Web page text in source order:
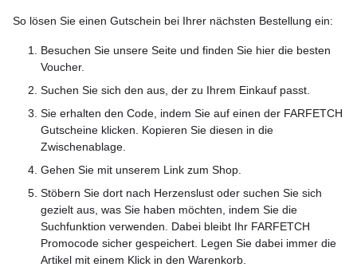
So lösen Sie einen Gutschein bei Ihrer nächsten Bestellung ein:
Besuchen Sie unsere Seite und finden Sie hier die besten
Voucher.
Suchen Sie sich den aus, der zu Ihrem Einkauf passt.
Sie erhalten den Code, indem Sie auf einen der FARFETCH
Gutscheine klicken. Kopieren Sie diesen in die
Zwischenablage.
Gehen Sie mit unserem Link zum Shop.
Stöbern Sie dort nach Herzenslust oder suchen Sie sich
gezielt aus, was Sie haben möchten, indem Sie die
Suchfunktion verwenden. Dabei bleibt Ihr FARFETCH
Promocode sicher gespeichert. Legen Sie dabei immer die
Artikel mit einem Klick in den Warenkorb.